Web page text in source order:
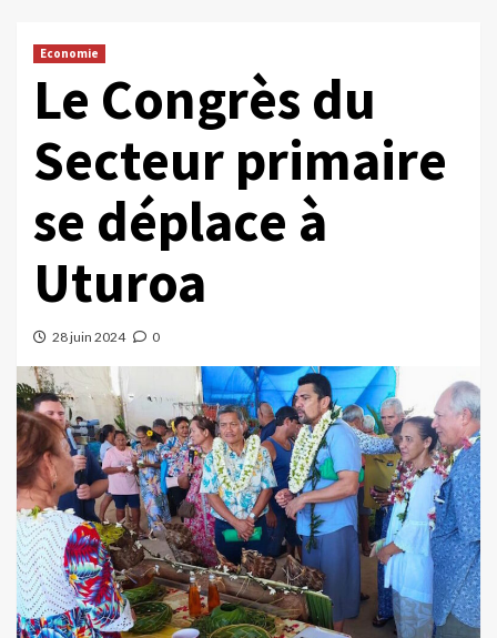
Economie
Le Congrès du
Secteur primaire
se déplace à
Uturoa
28 juin 2024 0